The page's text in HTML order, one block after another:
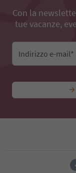
Con la
tue vacanze,
Indirizzo e-mail*